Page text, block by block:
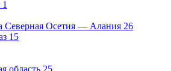
1
Северная Осетия — Алания 26
15
область 25